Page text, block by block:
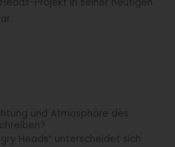
und Atmosphäre des
Heads“ unterscheidet sich